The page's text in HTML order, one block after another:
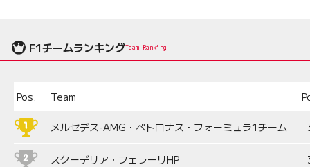
F1チームランキングTeam Ranking
Pos. Team
メルセデス-AMG・ペトロナス・フォーミュラ1チーム
スクーデリア・フェラーリHP